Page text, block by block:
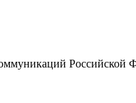
Российской